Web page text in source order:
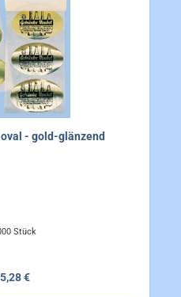
- gold-glänzend
Stück
Preis:
€